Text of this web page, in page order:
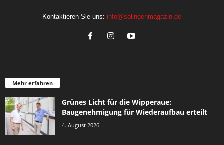
Kontaktieren Sie uns: info@solingenmagazin.de
Mehr erfahren
Grünes Licht für die Wipperaue:
Baugenehmigung für Wiederaufbau erteilt
4. August 2026